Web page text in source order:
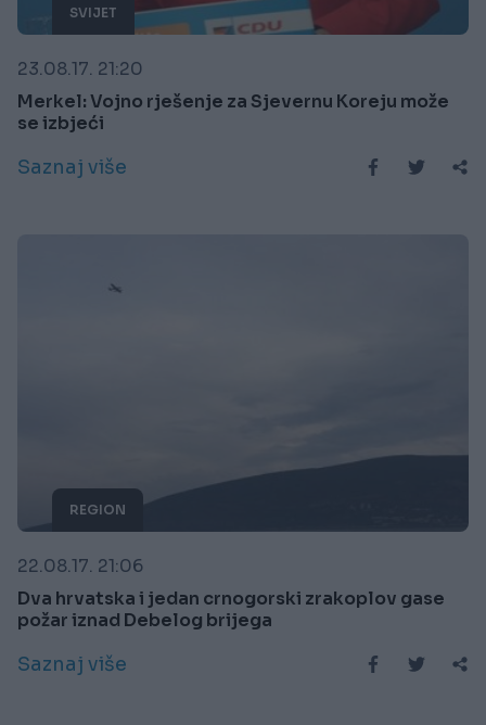
SVIJET
23.08.17. 21:20
Merkel: Vojno rješenje za Sjevernu Koreju može
se izbjeći
Saznaj više
REGION
22.08.17. 21:06
Dva hrvatska i jedan crnogorski zrakoplov gase
požar iznad Debelog brijega
Saznaj više